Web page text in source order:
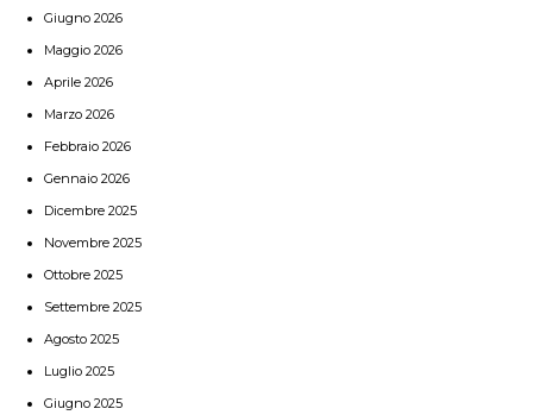
Giugno 2026
Maggio 2026
Aprile 2026
Marzo 2026
Febbraio 2026
Gennaio 2026
Dicembre 2025
Novembre 2025
Ottobre 2025
Settembre 2025
Agosto 2025
Luglio 2025
Giugno 2025